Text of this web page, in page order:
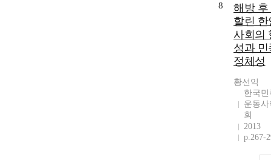
8
해방 후
할린 한
사회의
성과 민
정체성
황선익
한국민
운동사
회
2013
p.267-